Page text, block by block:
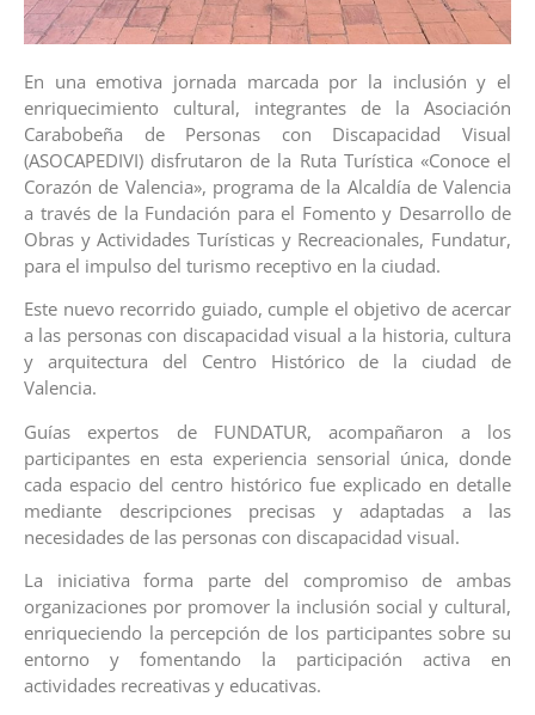
En una emotiva jornada marcada por la inclusión y el
enriquecimiento cultural, integrantes de la Asociación
Carabobeña de Personas con Discapacidad Visual
(ASOCAPEDIVI) disfrutaron de la Ruta Turística «Conoce el
Corazón de Valencia», programa de la Alcaldía de Valencia
a través de la Fundación para el Fomento y Desarrollo de
Obras y Actividades Turísticas y Recreacionales, Fundatur,
para el impulso del turismo receptivo en la ciudad.
Este nuevo recorrido guiado, cumple el objetivo de acercar
a las personas con discapacidad visual a la historia, cultura
y arquitectura del Centro Histórico de la ciudad de
Valencia.
Guías expertos de FUNDATUR, acompañaron a los
participantes en esta experiencia sensorial única, donde
cada espacio del centro histórico fue explicado en detalle
mediante descripciones precisas y adaptadas a las
necesidades de las personas con discapacidad visual.
La iniciativa forma parte del compromiso de ambas
organizaciones por promover la inclusión social y cultural,
enriqueciendo la percepción de los participantes sobre su
entorno y fomentando la participación activa en
actividades recreativas y educativas.